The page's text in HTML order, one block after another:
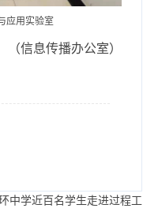
应用实验室
信息传播办公室）
中学近百名学生走进过程工